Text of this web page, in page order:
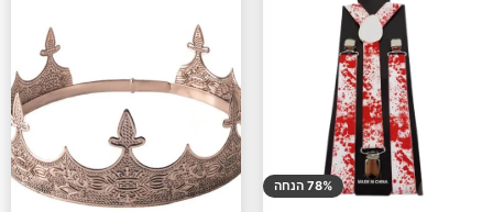
78% הנחה